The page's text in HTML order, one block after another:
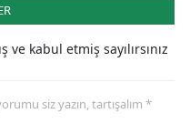
Malatya
Manisa
Kahramanmaraş
ve kabul etmiş sayılırsınız
siz yazın, tartışalım *